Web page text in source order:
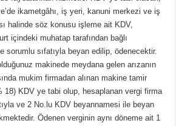
ikametgâhı, iş yeri, kanuni merkezi ve iş
halinde söz konusu işleme ait KDV,
içindeki muhatap tarafından bağlı
sorumlu sıfatıyla beyan edilip, ödenecektir.
makinede meydana gelen arızanın
mukim firmadan alınan makine tamir
18) KDV ye tabi olup, hesaplanan vergi firma
ve 2 No.lu KDV beyannamesi ile beyan
Ödenen verginin aynı döneme ait 1